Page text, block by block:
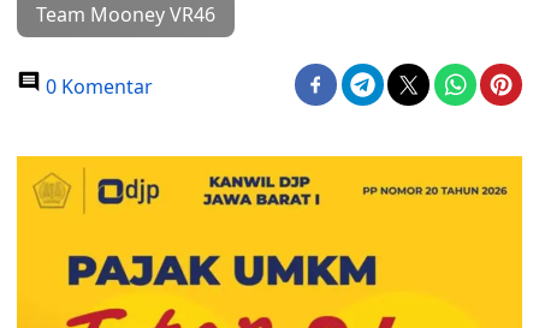
Team Mooney VR46
0 Komentar